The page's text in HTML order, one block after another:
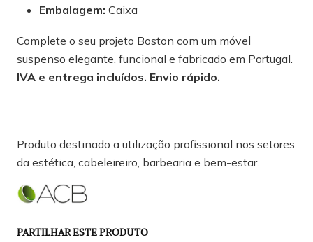
Embalagem: Caixa
Complete o seu projeto Boston com um móvel
suspenso elegante, funcional e fabricado em Portugal.
IVA e entrega incluídos. Envio rápido.
Produto destinado a utilização profissional nos setores
da estética, cabeleireiro, barbearia e bem-estar.
PARTILHAR ESTE PRODUTO